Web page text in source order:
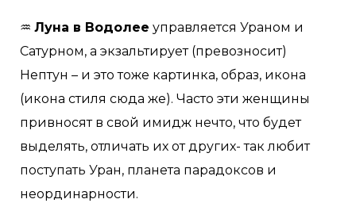
♒️ Луна в Водолее управляется Ураном и
Сатурном, а экзальтирует (превозносит)
Нептун – и это тоже картинка, образ, икона
(икона стиля сюда же). Часто эти женщины
привносят в свой имидж нечто, что будет
выделять, отличать их от других- так любит
поступать Уран, планета парадоксов и
неординарности.